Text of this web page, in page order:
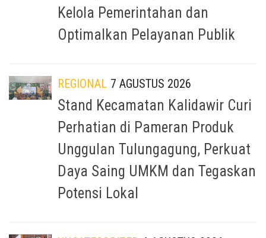
Kelola Pemerintahan dan
Optimalkan Pelayanan Publik
REGIONAL 7 AGUSTUS 2026
Stand Kecamatan Kalidawir Curi
Perhatian di Pameran Produk
Unggulan Tulungagung, Perkuat
Daya Saing UMKM dan Tegaskan
Potensi Lokal